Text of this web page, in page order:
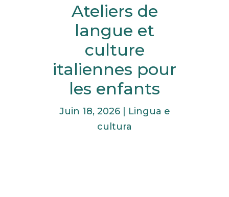
Ateliers de
langue et
culture
italiennes pour
les enfants
Juin 18, 2026| Lingua e
cultura